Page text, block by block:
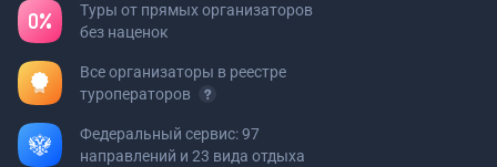
Туры от прямых организаторов
без наценок
Все организаторы в реестре
туроператоров
Федеральный сервис: 97
направлений и 23 вида отдыха